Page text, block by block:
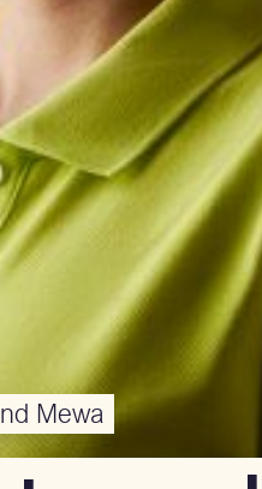
Mewa